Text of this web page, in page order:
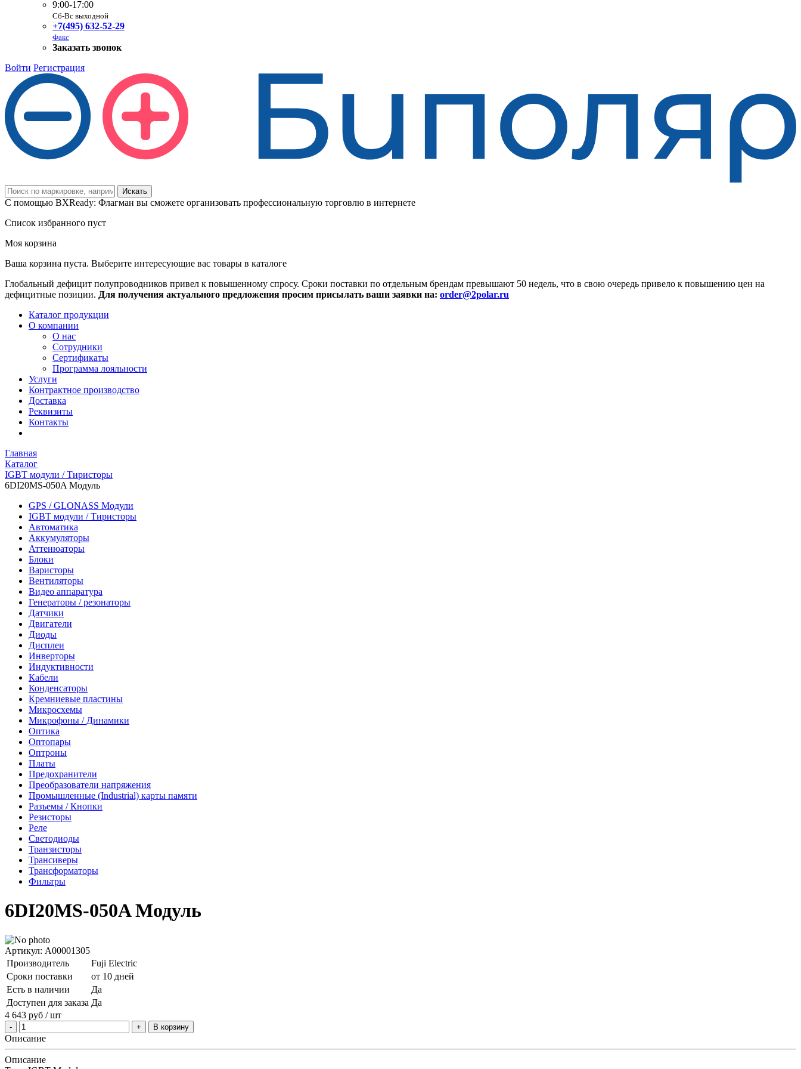
9:00-17:00
Сб-Вс выходной
+7(495) 632-52-29
Факс
Заказать звонок
Войти Регистрация
С помощью BXReady: Флагман вы сможете организовать профессиональную торговлю в интернете
Список избранного пуст
Моя корзина
Ваша корзина пуста. Выберите интересующие вас товары в каталоге
Глобальный дефицит полупроводников привел к повышенному спросу. Сроки поставки по отдельным брендам превышают 50 недель, что в свою очередь привело к повышению цен на
дефицитные позиции. Для получения актуального предложения просим присылать ваши заявки на: order@2polar.ru
Каталог продукции
О компании
О нас
Сотрудники
Сертификаты
Программа лояльности
Услуги
Контрактное производство
Доставка
Реквизиты
Контакты
Главная
Каталог
IGBT модули / Тиристоры
6DI20MS-050A Модуль
GPS / GLONASS Модули
IGBT модули / Тиристоры
Автоматика
Аккумуляторы
Аттенюаторы
Блоки
Варисторы
Вентиляторы
Видео аппаратура
Генераторы / резонаторы
Датчики
Двигатели
Диоды
Дисплеи
Инверторы
Индуктивности
Кабели
Конденсаторы
Кремниевые пластины
Микросхемы
Микрофоны / Динамики
Оптика
Оптопары
Оптроны
Платы
Предохранители
Преобразователи напряжения
Промышленные (Industrial) карты памяти
Разъемы / Кнопки
Резисторы
Реле
Светодиоды
Транзисторы
Трансиверы
Трансформаторы
Фильтры
6DI20MS-050A Модуль
Артикул: A00001305
Производитель
Fuji Electric
Сроки поставки
от 10 дней
Есть в наличии
Да
Доступен для заказа Да
4 643 руб / шт
В корзину
Описание
Описание